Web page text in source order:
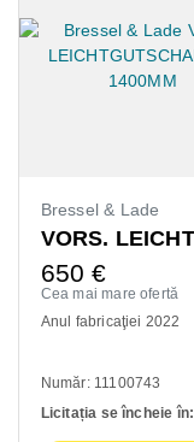
Bressel & Lade
650 €
Cea mai mare ofertă
Anul fabricaţiei 2022
Număr: 11100743
Licitația se încheie în: